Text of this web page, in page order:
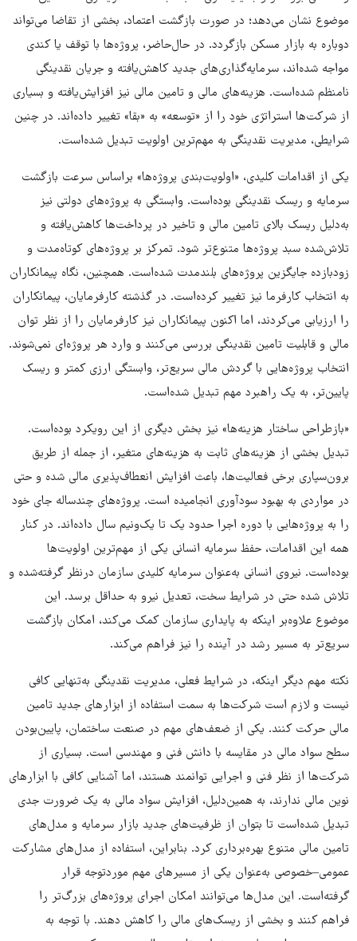
موضوع نشان می‌دهد؛ در صورت بازگشت اعتماد، بخشی از تقاضا می‌تواند
دوباره به بازار مسکن بازگردد. در حال‌حاضر، پروژه‌ها با توقف یا کندی
مواجه شده‌اند، سرمایه‌گذاری‌های جدید کاهش‌یافته و جریان نقدینگی
نامنظم شده‌است. هزینه‌های مالی و تامین مالی نیز افزایش‌یافته و بسیاری
از شرکت‌ها استراتژی خود را از «توسعه» به «بقا» تغییر داده‌اند. در چنین
شرایطی، مدیریت نقدینگی به مهم‌ترین اولویت تبدیل شده‌است.
یکی از اقدامات کلیدی، «اولویت‌بندی پروژه‌ها» براساس سرعت بازگشت
سرمایه و ریسک نقدینگی بوده‌است. وابستگی به پروژه‌های دولتی نیز
به‌دلیل ریسک بالای تامین مالی و تاخیر در پرداخت‌ها کاهش‌یافته و
تلاش‌شده سبد پروژه‌ها متنوع‌تر شود. تمرکز بر پروژه‌های کوتاه‌مدت و
زودبازده جایگزین پروژه‌های بلندمدت شده‌است. همچنین، نگاه پیمانکاران
به انتخاب کارفرما نیز تغییر کرده‌است. در گذشته کارفرمایان، پیمانکاران
را ارزیابی می‌کردند، اما اکنون پیمانکاران نیز کارفرمایان را از نظر توان
مالی و قابلیت تامین نقدینگی بررسی می‌کنند و وارد هر پروژه‌ای نمی‌شوند.
انتخاب پروژه‌هایی با گردش مالی سریع‌تر، وابستگی ارزی کمتر و ریسک
پایین‌تر، به یک راهبرد مهم تبدیل شده‌است.
«بازطراحی ساختار هزینه‌ها» نیز بخش دیگری از این رویکرد بوده‌است.
تبدیل بخشی از هزینه‌های ثابت به هزینه‌های متغیر، از جمله از طریق
برون‌سپاری برخی فعالیت‌ها، باعث افزایش انعطاف‌پذیری مالی شده و حتی
در مواردی به بهبود سودآوری انجامیده است. پروژه‌های چندساله جای خود
را به پروژه‌هایی با دوره اجرا حدود یک تا یک‌ونیم سال ‌داده‌اند. در کنار
همه این اقدامات، حفظ سرمایه انسانی یکی از مهم‌ترین اولویت‌ها
بوده‌است. نیروی انسانی به‌عنوان سرمایه کلیدی سازمان درنظر گرفته‌شده و
تلاش شده حتی در شرایط سخت، تعدیل نیرو به حداقل برسد. این
موضوع علاوه‌بر اینکه به پایداری سازمان کمک می‌کند، امکان بازگشت
سریع‌تر به مسیر رشد در آینده را نیز فراهم می‌کند.
نکته مهم دیگر اینکه، در شرایط فعلی، مدیریت نقدینگی به‌تنهایی کافی
نیست و لازم است شرکت‌ها به سمت استفاده از ابزارهای جدید تامین
مالی حرکت کنند. یکی از ضعف‌های مهم در صنعت ساختمان، پایین‌بودن
سطح سواد مالی در مقایسه با دانش فنی و مهندسی است. بسیاری از
شرکت‌ها از نظر فنی و اجرایی توانمند هستند، اما آشنایی کافی با ابزارهای
نوین مالی ندارند، به ‌همین‌دلیل، افزایش سواد مالی به یک ضرورت جدی
تبدیل شده‌است تا بتوان از ظرفیت‌های جدید بازار سرمایه و مدل‌های
تامین مالی متنوع بهره‌برداری کرد. بنابراین، استفاده از مدل‌های مشارکت
عمومی–خصوصی به‌عنوان یکی از مسیرهای مهم موردتوجه قرار
گرفته‌است. این مدل‌ها می‌توانند امکان اجرای پروژه‌های بزرگ‌تر را
فراهم کنند و بخشی از ریسک‌های مالی را کاهش دهند. با توجه به